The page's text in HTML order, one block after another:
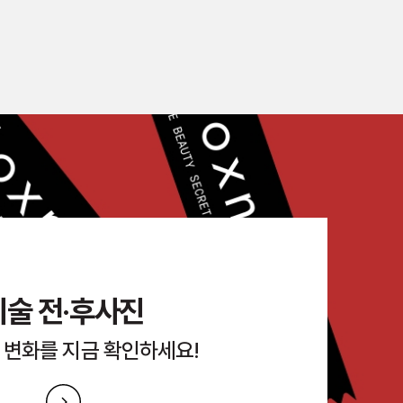
전·후사진
화를 지금 확인하세요!